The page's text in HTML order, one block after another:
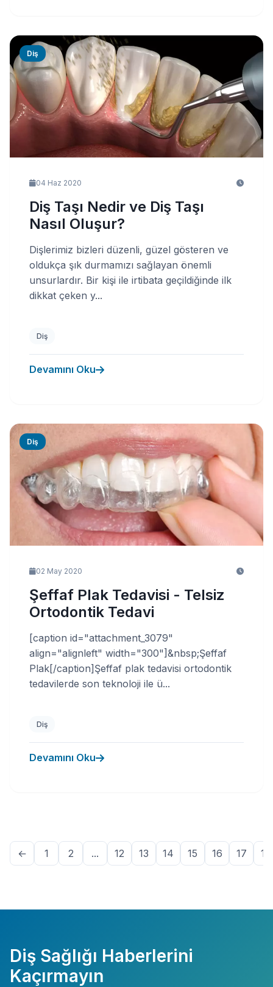
Diş
04 Haz 2020
Diş Taşı Nedir ve Diş Taşı
Nasıl Oluşur?
Dişlerimiz bizleri düzenli, güzel gösteren ve
oldukça şık durmamızı sağlayan önemli
unsurlardır. Bir kişi ile irtibata geçildiğinde ilk
dikkat çeken y...
Diş
Devamını Oku
Diş
02 May 2020
Şeffaf Plak Tedavisi - Telsiz
Ortodontik Tedavi
[caption id="attachment_3079"
align="alignleft" width="300"]&nbsp;Şeffaf
Plak[/caption]Şeffaf plak tedavisi ortodontik
tedavilerde son teknoloji ile ü...
Diş
Devamını Oku
← 1 2 ... 12 13 14 15 16 17 18
Diş Sağlığı Haberlerini
Kaçırmayın